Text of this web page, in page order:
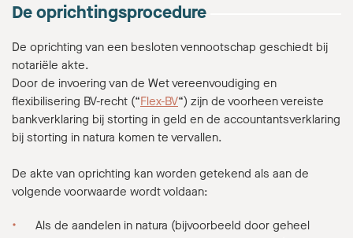
De oprichtingsprocedure
De oprichting van een besloten vennootschap geschiedt bij
notariële akte.
Door de invoering van de Wet vereenvoudiging en
flexibilisering BV-recht (“Flex-BV“) zijn de voorheen vereiste
bankverklaring bij storting in geld en de accountantsverklaring
bij storting in natura komen te vervallen.
De akte van oprichting kan worden getekend als aan de
volgende voorwaarde wordt voldaan:
Als de aandelen in natura (bijvoorbeeld door geheel